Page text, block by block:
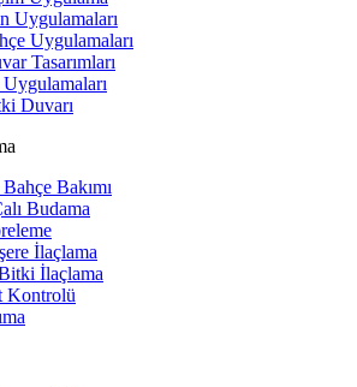
Uygulamaları
Uygulamaları
Tasarımları
Duvarı
Bakımı
Budama
İlaçlama
İlaçlama
Kontrolü